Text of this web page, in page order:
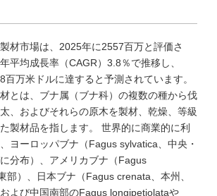
材市場は、2025年に2557百万と評価さ
平均成長率（CAGR）3.8％で推移し、
万米ドルに達すると予測されています。
とは、ブナ属（ブナ科）の複数の種から伐
、およびそれらの原木を製材、乾燥、等級
製材品を指します。 世界的に商業的に利
ヨーロッパブナ（Fagus sylvatica、中央・
分布）、アメリカブナ（Fagus
部）、日本ブナ（Fagus crenata、本州、
よび中国南部のFagus longipetiolataや